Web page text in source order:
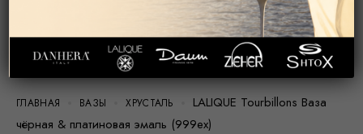
ГЛАВНАЯ ВАЗЫ ХРУСТАЛЬ
LALIQUE Tourbillons Ваза
чёрная & платиновая эмаль (999ex)